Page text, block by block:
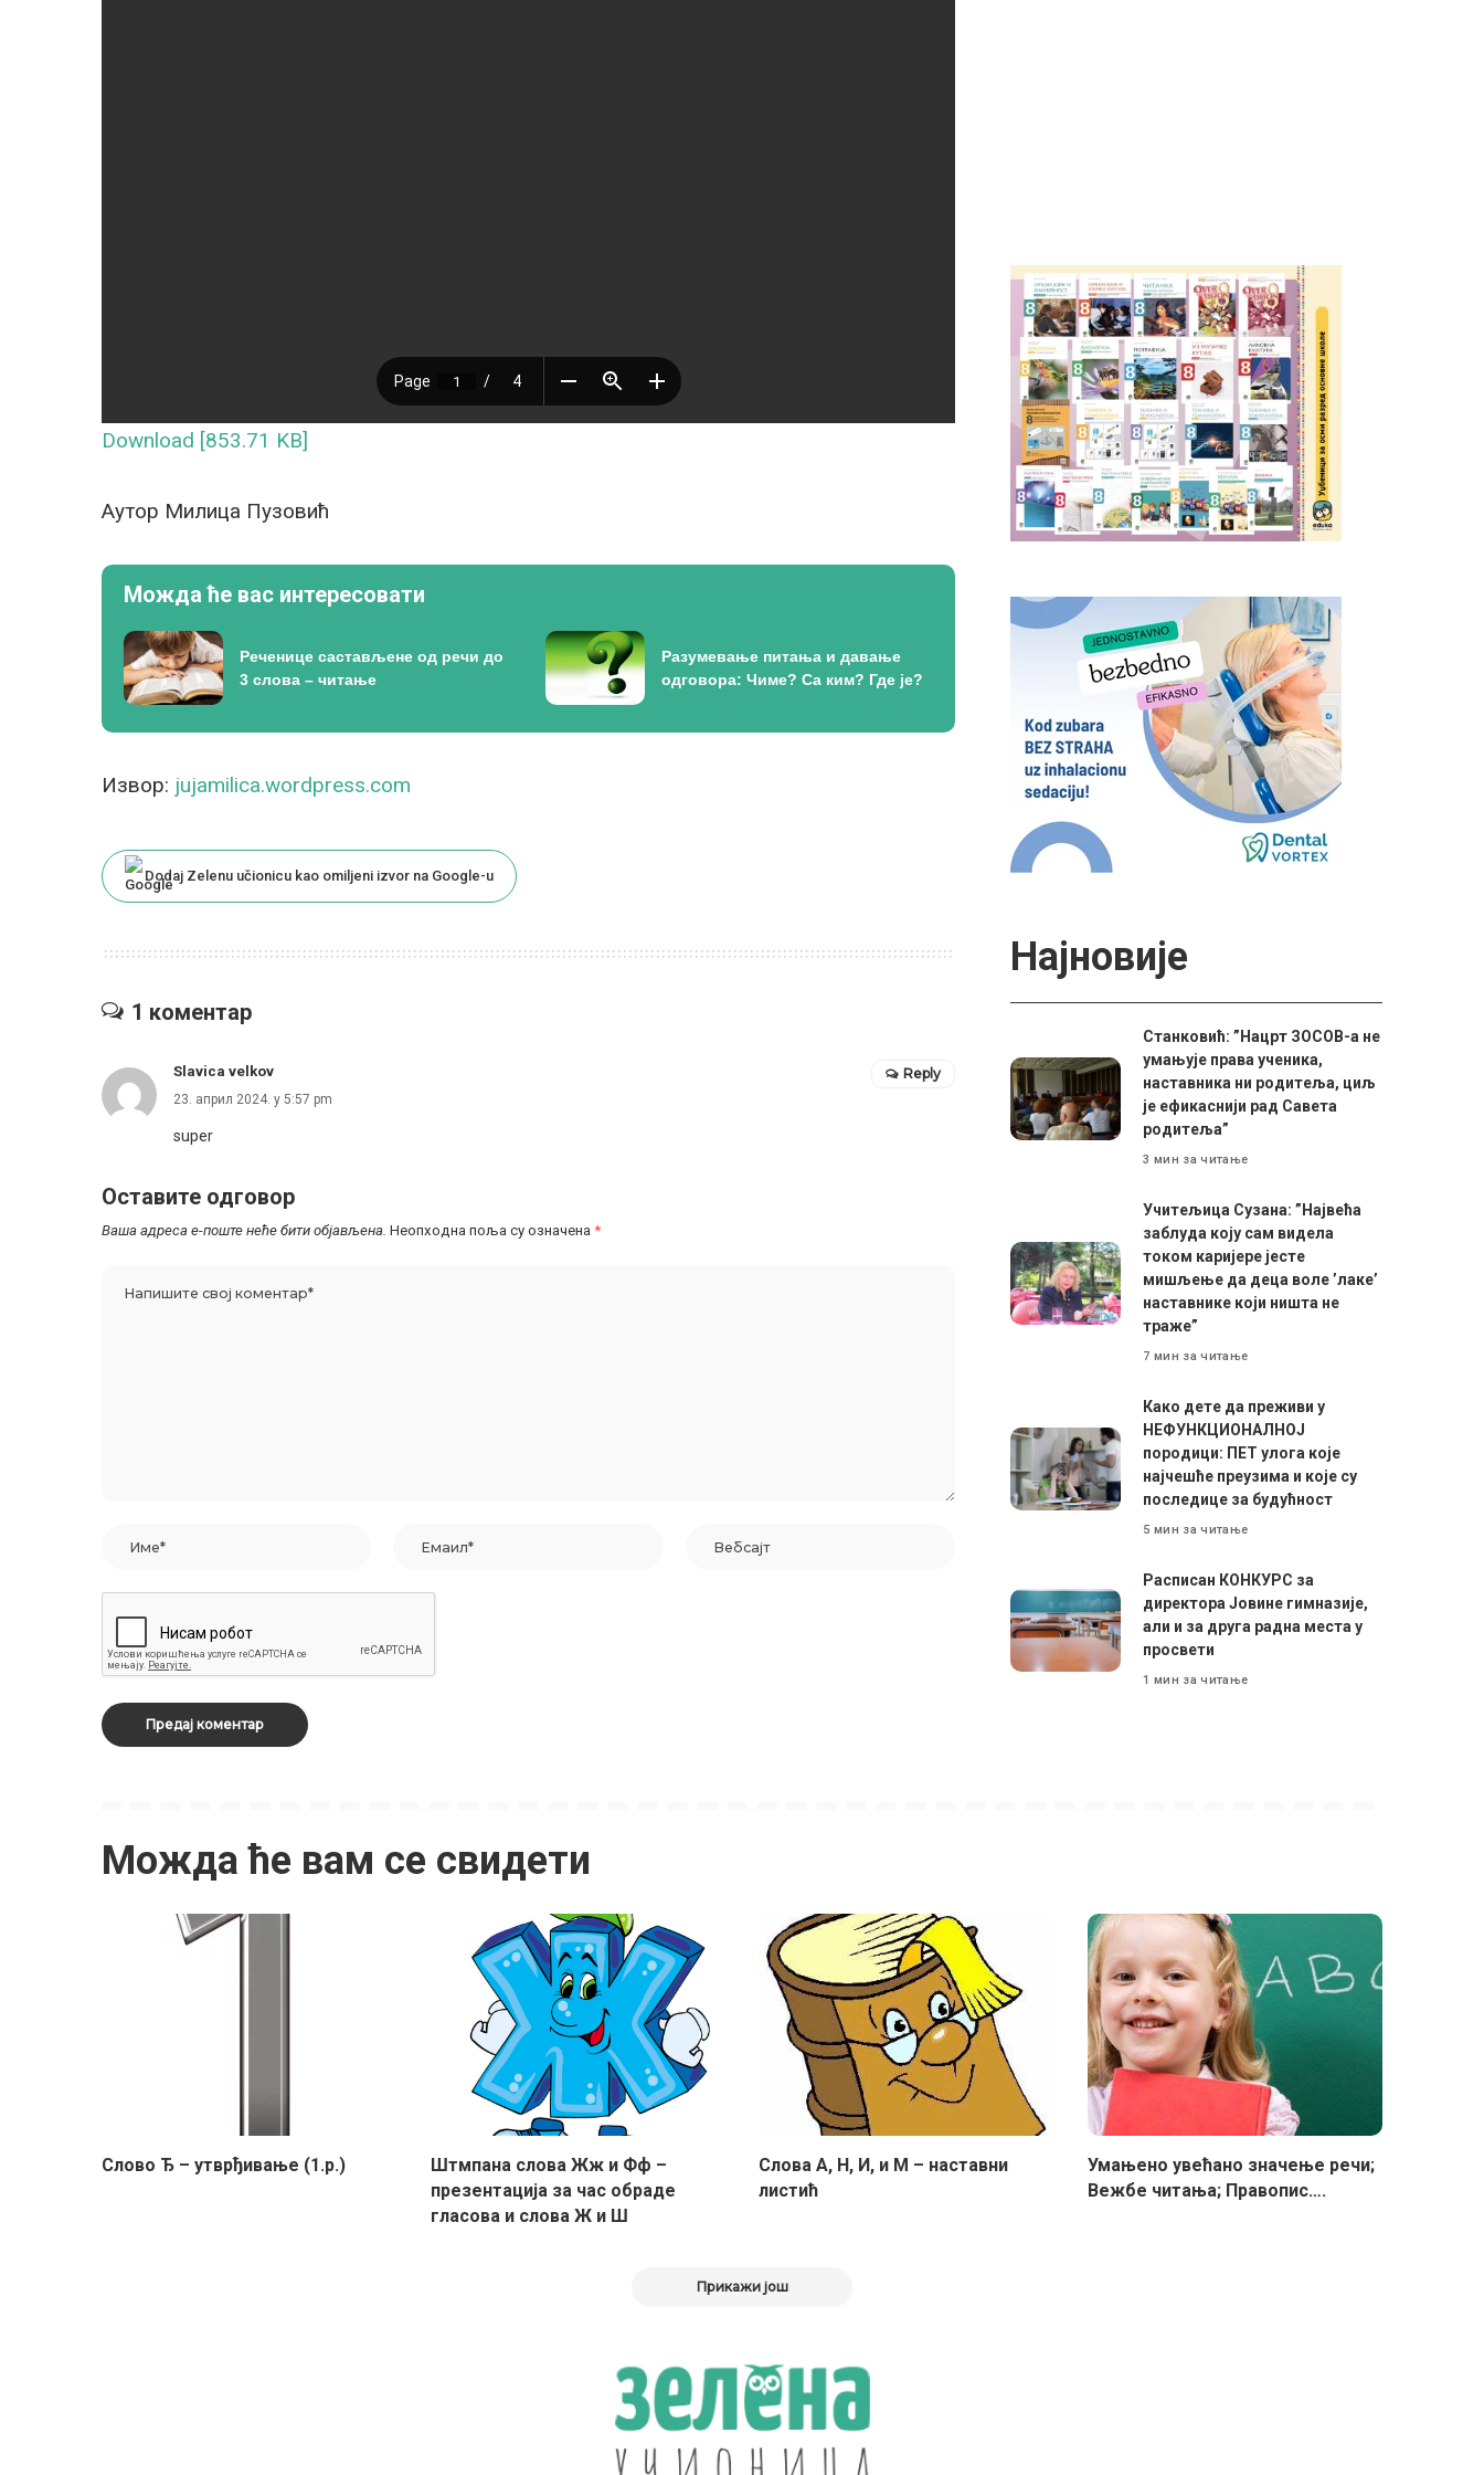
Download [853.71 KB]
Аутор Милица Пузовић
Можда ће вас интересовати
Реченице састављене од речи до
3 слова – читање
Разумевање питања и давање
одговора: Чиме? Са ким? Где је?
Извор: jujamilica.wordpress.com
Dodaj Zelenu učionicu kao omiljeni izvor na Google-u
1 коментар
Slavica velkov
23. април 2024. у 5:57 pm
super
Reply
Оставите одговор
Ваша адреса е-поште неће бити објављена. Неопходна поља су означена *
Најновије
Станковић: ”Нацрт ЗОСОВ-а не
умањује права ученика,
наставника ни родитеља, циљ
је ефикаснији рад Савета
родитеља”
3 мин за читање
Учитељица Сузана: ”Највећа
заблуда коју сам видела
током каријере јесте
мишљење да деца воле ’лаке’
наставнике који ништа не
траже”
7 мин за читање
Како дете да преживи у
НЕФУНКЦИОНАЛНОЈ
породици: ПЕТ улога које
најчешће преузима и које су
последице за будућност
5 мин за читање
Расписан КОНКУРС за
директора Јовине гимназије,
али и за друга радна места у
просвети
1 мин за читање
Можда ће вам се свидети
Слово Ђ – утврђивање (1.р.)
Штмпана слова Жж и Фф –
презентација за час обраде
гласова и слова Ж и Ш
Слова А, Н, И, и М – наставни
листић
Умањено увећано значење речи;
Вежбе читања; Правопис….
Прикажи још